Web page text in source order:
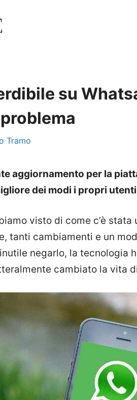
su
Tramo
aggiornamento per la
dei modi i propri
visto di come c’è
tanti cambiamenti e un
inutile negarlo, la tecnologia
cambiato la vita